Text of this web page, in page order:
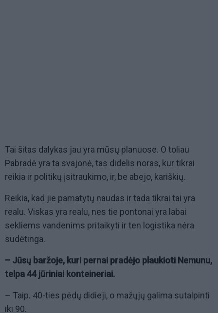
Tai šitas dalykas jau yra mūsų planuose. O toliau
Pabradė yra ta svajonė, tas didelis noras, kur tikrai
reikia ir politikų įsitraukimo, ir, be abejo, kariškių.
Reikia, kad jie pamatytų naudas ir tada tikrai tai yra
realu. Viskas yra realu, nes tie pontonai yra labai
sekliems vandenims pritaikyti ir ten logistika nėra
sudėtinga.
– Jūsų baržoje, kuri pernai pradėjo plaukioti Nemunu,
telpa 44 jūriniai konteineriai.
– Taip. 40-ties pėdų didieji, o mažųjų galima sutalpinti
iki 90.